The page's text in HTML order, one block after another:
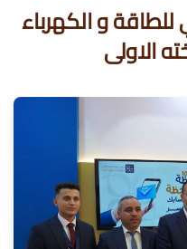
للطاقة و الكهرباء
الاولى